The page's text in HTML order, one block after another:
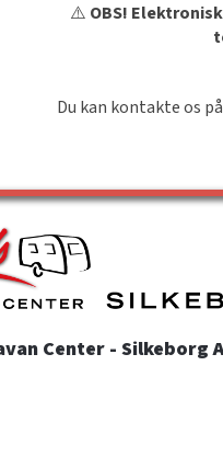
⚠️ OBS!
Du kan kontakte os
Center - Silkeborg